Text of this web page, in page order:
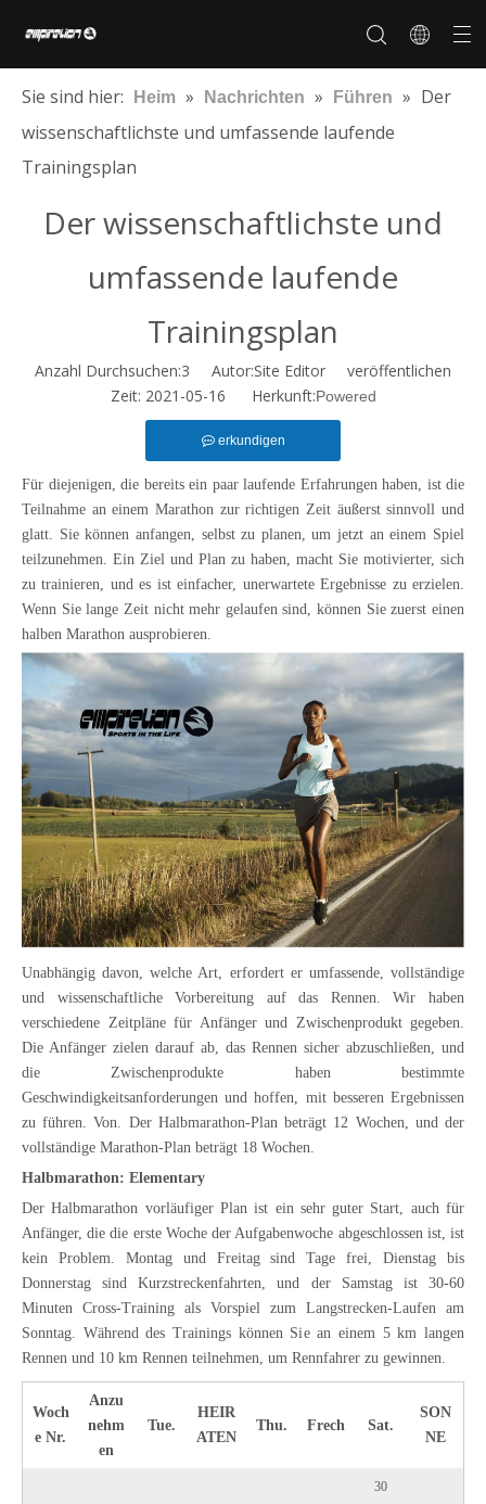
Sie sind hier: Heim » Nachrichten » Führen » Der
wissenschaftlichste und umfassende laufende
Trainingsplan
Der wissenschaftlichste und
umfassende laufende
Trainingsplan
Anzahl Durchsuchen:3 Autor:Site Editor veröffentlichen
Zeit: 2021-05-16 Herkunft:Powered
erkundigen
Für diejenigen, die bereits ein paar laufende Erfahrungen haben, ist die
Teilnahme an einem Marathon zur richtigen Zeit äußerst sinnvoll und
glatt. Sie können anfangen, selbst zu planen, um jetzt an einem Spiel
teilzunehmen. Ein Ziel und Plan zu haben, macht Sie motivierter, sich
zu trainieren, und es ist einfacher, unerwartete Ergebnisse zu erzielen.
Wenn Sie lange Zeit nicht mehr gelaufen sind, können Sie zuerst einen
halben Marathon ausprobieren.
Unabhängig davon, welche Art, erfordert er umfassende, vollständige
und wissenschaftliche Vorbereitung auf das Rennen. Wir haben
verschiedene Zeitpläne für Anfänger und Zwischenprodukt gegeben.
Die Anfänger zielen darauf ab, das Rennen sicher abzuschließen, und
die Zwischenprodukte haben bestimmte
Geschwindigkeitsanforderungen und hoffen, mit besseren Ergebnissen
zu führen. Von. Der Halbmarathon-Plan beträgt 12 Wochen, und der
vollständige Marathon-Plan beträgt 18 Wochen.
Halbmarathon: Elementary
Der Halbmarathon vorläufiger Plan ist ein sehr guter Start, auch für
Anfänger, die die erste Woche der Aufgabenwoche abgeschlossen ist, ist
kein Problem. Montag und Freitag sind Tage frei, Dienstag bis
Donnerstag sind Kurzstreckenfahrten, und der Samstag ist 30-60
Minuten Cross-Training als Vorspiel zum Langstrecken-Laufen am
Sonntag. Während des Trainings können Sie an einem 5 km langen
Rennen und 10 km Rennen teilnehmen, um Rennfahrer zu gewinnen.
Woch
e Nr.
Anzu
nehm
en
Tue.
HEIR
ATEN
Thu. Frech Sat.
SON
NE
30